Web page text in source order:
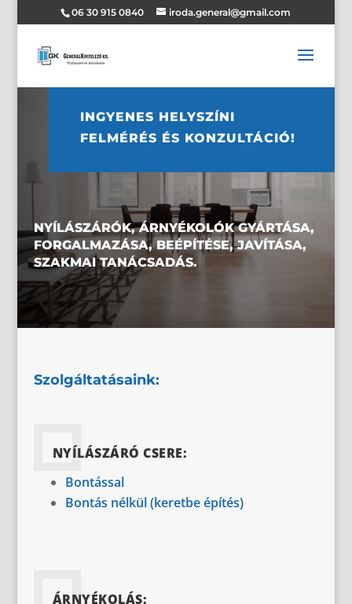
06 30 915 0840 iroda.general@gmail.com
INGYENES HELYSZÍNI
FELMÉRÉS ÉS KONZULTÁCIÓ!
NYÍLÁSZÁRÓK, ÁRNYÉKOLÓK GYÁRTÁSA,
FORGALMAZÁSA, BEÉPÍTÉSE, JAVÍTÁSA,
SZAKMAI TANÁCSADÁS.
Szolgáltatásaink:
NYÍLÁSZÁRÓ CSERE:
Bontással
Bontás nélkül (keretbe építés)
ÁRNYÉKOLÁS: